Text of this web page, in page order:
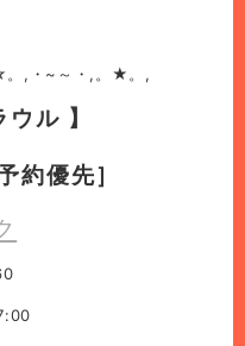
,・~～・,。★。,
ル 】
優先］